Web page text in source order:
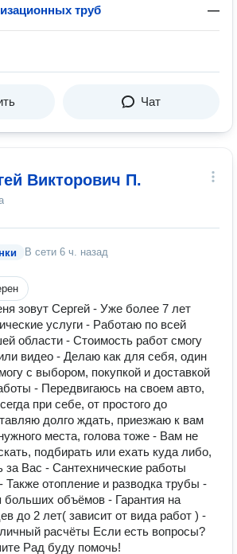
труб —
Чат
Викторович П.
В сети 6 ч. назад
зовут Сергей - Уже более 7 лет
услуги - Работаю по всей
области - Стоимость работ смогу
видео - Делаю как для себя, один
с выбором, покупкой и доставкой
- Передвигаюсь на своем авто,
при себе, от простого до
долго ждать, приезжаю к вам
места, голова тоже - Вам не
подбирать или ехать куда либо,
за Вас - Сантехнические работы
отопление и разводка трубы -
больших объёмов - Гарантия на
до 2 лет( зависит от вида работ ) -
расчёты Если есть вопросы?
Рад буду помочь!